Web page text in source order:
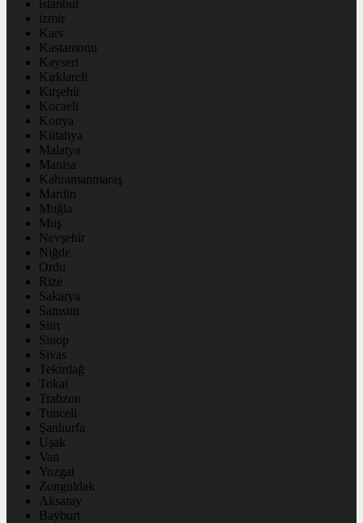
istanbul
izmir
Kars
Kastamonu
Kayseri
Kırklareli
Kırşehir
Kocaeli
Konya
Kütahya
Malatya
Manisa
Kahramanmaraş
Mardin
Muğla
Muş
Nevşehir
Niğde
Ordu
Rize
Sakarya
Samsun
Siirt
Sinop
Sivas
Tekirdağ
Tokat
Trabzon
Tunceli
Şanlıurfa
Uşak
Van
Yozgat
Zonguldak
Aksaray
Bayburt